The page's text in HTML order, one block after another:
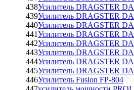
438Усилитель DRAGSTER
439Усилитель DRAGSTER
440Усилитель DRAGSTER
441Усилитель DRAGSTER
442Усилитель DRAGSTER
443Усилитель DRAGSTER
444Усилитель DRAGSTER
445Усилитель DRAGSTER
446Усилитель Fusion FP-804